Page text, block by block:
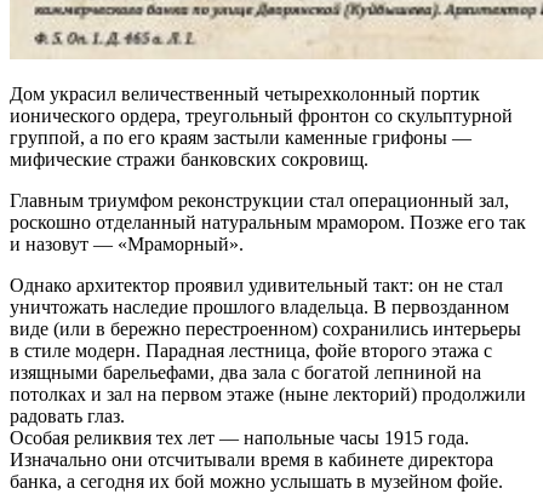
Дом украсил величественный четырехколонный портик
ионического ордера, треугольный фронтон со скульптурной
группой, а по его краям застыли каменные грифоны —
мифические стражи банковских сокровищ.
Главным триумфом реконструкции стал операционный зал,
роскошно отделанный натуральным мрамором. Позже его так
и назовут — «Мраморный».
Однако архитектор проявил удивительный такт: он не стал
уничтожать наследие прошлого владельца. В первозданном
виде (или в бережно перестроенном) сохранились интерьеры
в стиле модерн. Парадная лестница, фойе второго этажа с
изящными барельефами, два зала с богатой лепниной на
потолках и зал на первом этаже (ныне лекторий) продолжили
радовать глаз.
Особая реликвия тех лет — напольные часы 1915 года.
Изначально они отсчитывали время в кабинете директора
банка, а сегодня их бой можно услышать в музейном фойе.